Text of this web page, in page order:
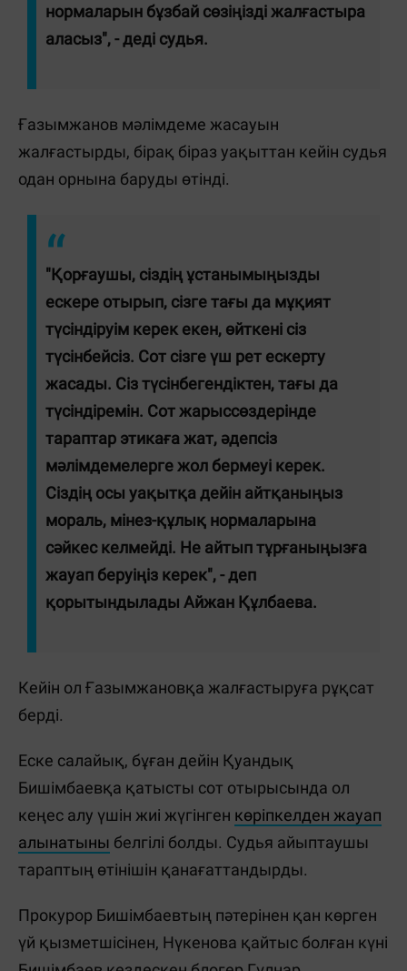
нормаларын бұзбай сөзіңізді жалғастыра
аласыз", - деді судья.
Ғазымжанов мәлімдеме жасауын
жалғастырды, бірақ біраз уақыттан кейін судья
одан орнына баруды өтінді.
"Қорғаушы, сіздің ұстанымыңызды
ескере отырып, сізге тағы да мұқият
түсіндіруім керек екен, өйткені сіз
түсінбейсіз. Сот сізге үш рет ескерту
жасады. Сіз түсінбегендіктен, тағы да
түсіндіремін. Сот жарыссөздерінде
тараптар этикаға жат, әдепсіз
мәлімдемелерге жол бермеуі керек.
Сіздің осы уақытқа дейін айтқаныңыз
мораль, мінез-құлық нормаларына
сәйкес келмейді. Не айтып тұрғаныңызға
жауап беруіңіз керек", - деп
қорытындылады Айжан Құлбаева.
Кейін ол Ғазымжановқа жалғастыруға рұқсат
берді.
Еске салайық, бұған дейін Қуандық
Бишімбаевқа қатысты сот отырысында ол
кеңес алу үшін жиі жүгінген көріпкелден жауап
алынатыны белгілі болды. Судья айыптаушы
тараптың өтінішін қанағаттандырды.
Прокурор Бишімбаевтың пәтерінен қан көрген
үй қызметшісінен, Нүкенова қайтыс болған күні